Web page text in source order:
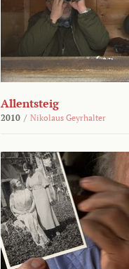
Allentsteig
2010 / Nikolaus Geyrhalter